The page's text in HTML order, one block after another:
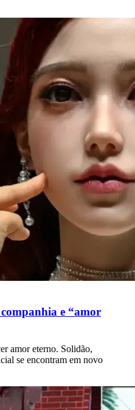
e “amor
amor eterno. Solidão,
se encontram em novo